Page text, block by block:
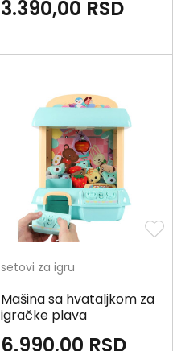
3.390,00 RSD
setovi za igru
Mašina sa hvataljkom za
igračke plava
6.990,00 RSD